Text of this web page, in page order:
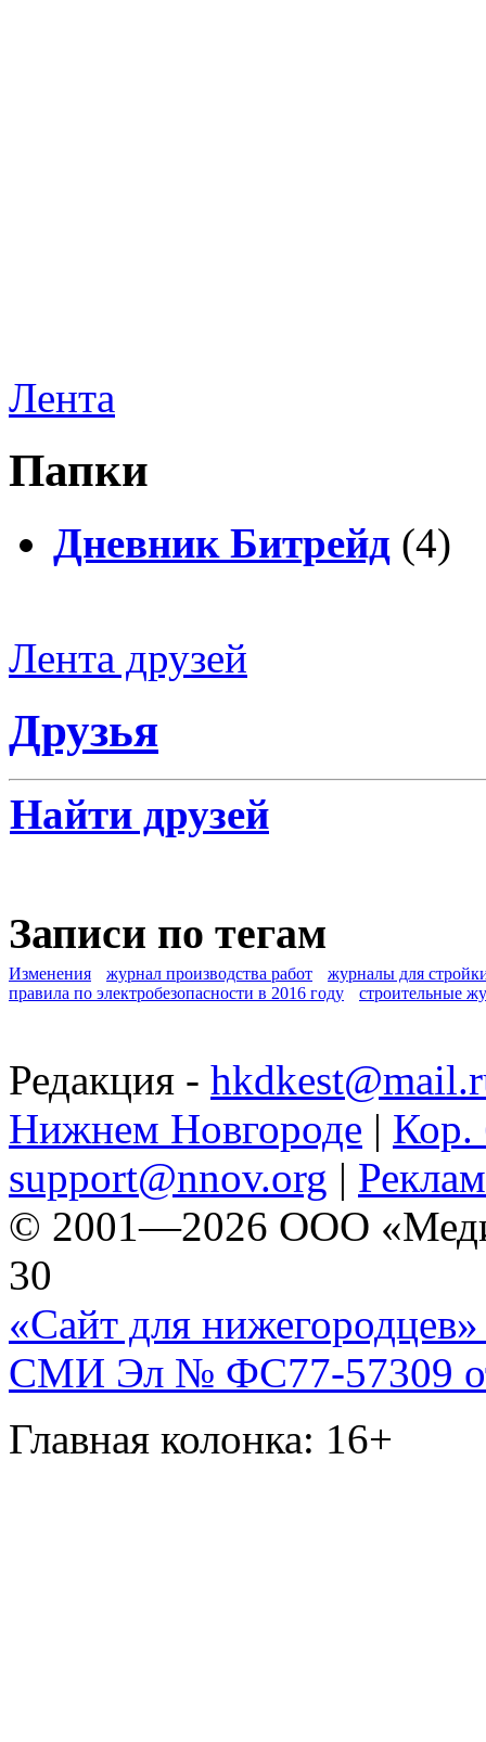
Лента
Папки
Дневник Битрейд (4)
Лента друзей
Друзья
Найти друзей
Записи по тегам
Изменения журнал производства работ
журналы для
правила по электробезопасности в 2016 году
строительные
Редакция -
Нижнем Новгороде | Кор.
support@nnov.org |
© 2001—2026 ООО
30
«Сайт для нижегородцев»
СМИ Эл № ФС77-57309
Главная колонка: 16+